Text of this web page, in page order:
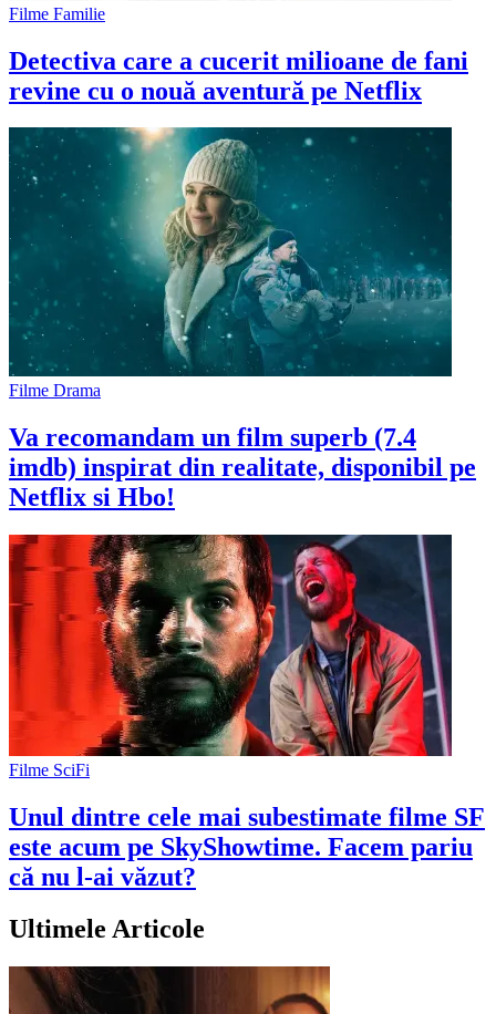
Filme Familie
Detectiva care a cucerit milioane de fani
revine cu o nouă aventură pe Netflix
Filme Drama
Va recomandam un film superb (7.4
imdb) inspirat din realitate, disponibil pe
Netflix si Hbo!
Filme SciFi
Unul dintre cele mai subestimate filme SF
este acum pe SkyShowtime. Facem pariu
că nu l-ai văzut?
Ultimele Articole